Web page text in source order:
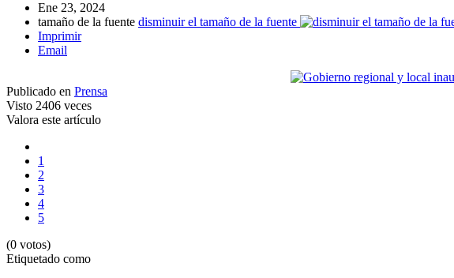
Ene 23, 2024
tamaño de la fuente disminuir el tamaño de la fuente
Imprimir
Email
Publicado en Prensa
Visto 2406 veces
Valora este artículo
1
2
3
4
5
(0 votos)
Etiquetado como